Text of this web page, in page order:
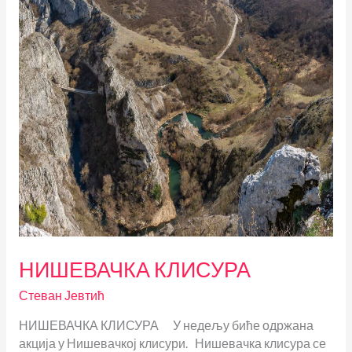
НИШЕВАЧКА КЛИСУРА
Стеван Јевтић
НИШЕВАЧКА КЛИСУРА У недељу биће одржана
акција у Нишевачкој клисури. Нишевачка клисура се